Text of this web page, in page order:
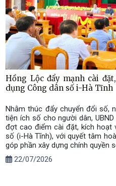
Hồng Lộc đẩy mạnh cài
dụng Công dân số i-Hà Tĩnh
Nhằm thúc đẩy chuyển đổi số,
tiện ích số cho người dân,
đợt cao điểm cài đặt, kích hoạt
số (i-Hà Tĩnh), với quyết tâm
góp phần xây dựng chính quyền
22/07/2026